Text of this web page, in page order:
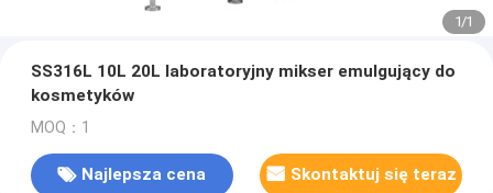
1/1
SS316L 10L 20L laboratoryjny mikser emulgujący do
kosmetyków
MOQ：1
Najlepsza cena Skontaktuj się teraz